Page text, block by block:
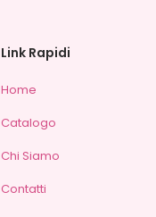
Link Rapidi
Home
Catalogo
Chi Siamo
Contatti